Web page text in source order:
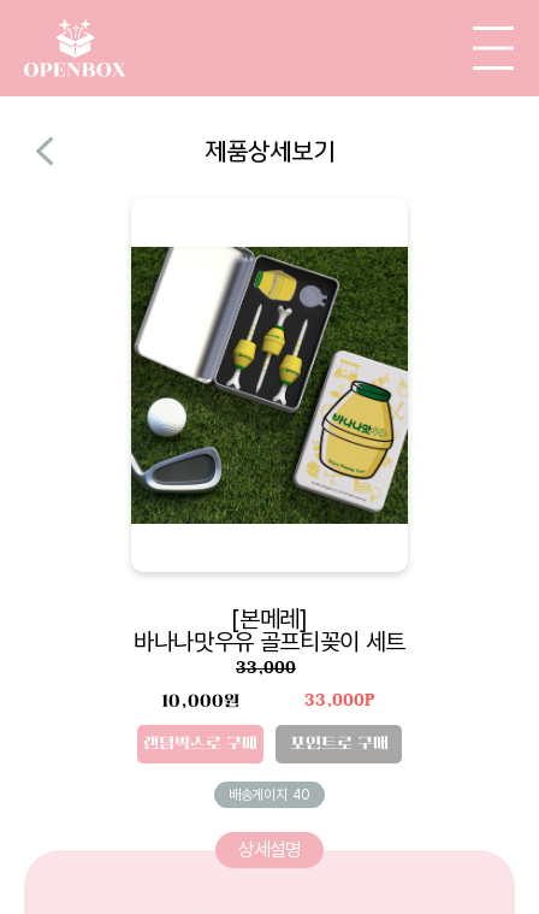
제품상세보기
[본메레]
바나나맛우유 골프티꽂이 세트
33,000
10,000원
랜덤박스로 구매
33,000P
포인트로 구매
배송게이지 40
상세설명